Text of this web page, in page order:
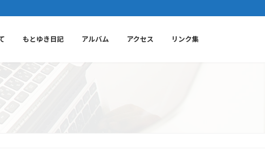
もとゆき日記 アルバム アクセス リンク集